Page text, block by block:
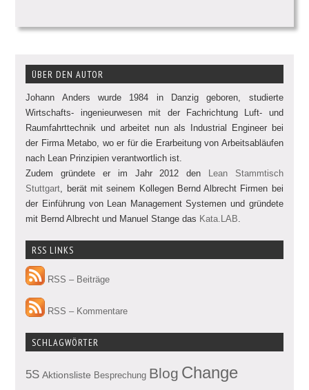
ÜBER DEN AUTOR
Johann Anders wurde 1984 in Danzig geboren, studierte
Wirtschafts- ingenieurwesen mit der Fachrichtung Luft- und
Raumfahrttechnik und arbeitet nun als Industrial Engineer bei
der Firma Metabo, wo er für die Erarbeitung von Arbeitsabläufen
nach Lean Prinzipien verantwortlich ist.
Zudem gründete er im Jahr 2012 den Lean Stammtisch
Stuttgart , berät mit seinem Kollegen Bernd Albrecht Firmen bei
der Einführung von Lean Management Systemen und gründete
mit Bernd Albrecht und Manuel Stange das Kata.LAB
RSS LINKS
RSS – Beiträge
RSS – Kommentare
SCHLAGWÖRTER
5S Aktionsliste Besprechung Blog Change